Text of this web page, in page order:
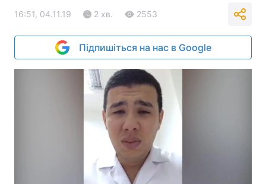
16:51, 04.11.19 2 хв. 2553
Підпишіться на нас в Google